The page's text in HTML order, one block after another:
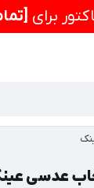
برای
عدسی